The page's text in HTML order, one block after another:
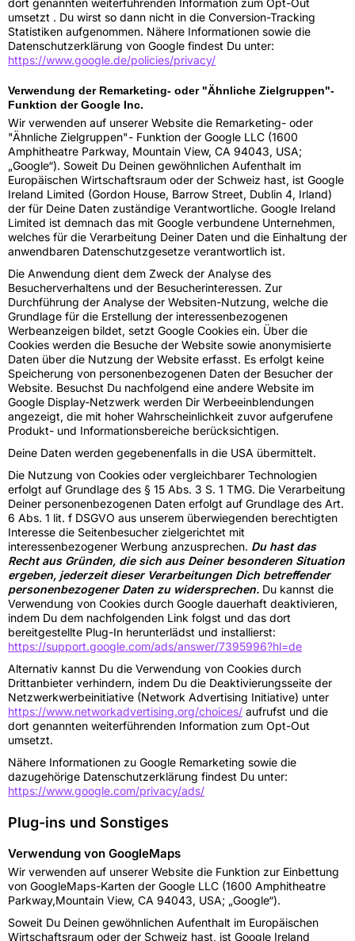
dort genannten weiterführenden Information zum Opt-Out
umsetzt . Du wirst so dann nicht in die Conversion-Tracking
Statistiken aufgenommen. Nähere Informationen sowie die
Datenschutzerklärung von Google findest Du unter:
https://www.google.de/policies/privacy/
Verwendung der Remarketing- oder "Ähnliche Zielgruppen"-
Funktion der Google Inc.
Wir verwenden auf unserer Website die Remarketing- oder
"Ähnliche Zielgruppen"- Funktion der Google LLC (1600
Amphitheatre Parkway, Mountain View, CA 94043, USA;
„Google“). Soweit Du Deinen gewöhnlichen Aufenthalt im
Europäischen Wirtschaftsraum oder der Schweiz hast, ist Google
Ireland Limited (Gordon House, Barrow Street, Dublin 4, Irland)
der für Deine Daten zuständige Verantwortliche. Google Ireland
Limited ist demnach das mit Google verbundene Unternehmen,
welches für die Verarbeitung Deiner Daten und die Einhaltung der
anwendbaren Datenschutzgesetze verantwortlich ist.
Die Anwendung dient dem Zweck der Analyse des
Besucherverhaltens und der Besucherinteressen. Zur
Durchführung der Analyse der Websiten-Nutzung, welche die
Grundlage für die Erstellung der interessenbezogenen
Werbeanzeigen bildet, setzt Google Cookies ein. Über die
Cookies werden die Besuche der Website sowie anonymisierte
Daten über die Nutzung der Website erfasst. Es erfolgt keine
Speicherung von personenbezogenen Daten der Besucher der
Website. Besuchst Du nachfolgend eine andere Website im
Google Display-Netzwerk werden Dir Werbeeinblendungen
angezeigt, die mit hoher Wahrscheinlichkeit zuvor aufgerufene
Produkt- und Informationsbereiche berücksichtigen.
Deine Daten werden gegebenenfalls in die USA übermittelt.
Die Nutzung von Cookies oder vergleichbarer Technologien
erfolgt auf Grundlage des § 15 Abs. 3 S. 1 TMG. Die Verarbeitung
Deiner personenbezogenen Daten erfolgt auf Grundlage des Art.
6 Abs. 1 lit. f DSGVO aus unserem überwiegenden berechtigten
Interesse die Seitenbesucher zielgerichtet mit
interessenbezogener Werbung anzusprechen. Du hast das
Recht aus Gründen, die sich aus Deiner besonderen Situation
ergeben, jederzeit dieser Verarbeitungen Dich betreffender
personenbezogener Daten zu widersprechen. Du kannst die
Verwendung von Cookies durch Google dauerhaft deaktivieren,
indem Du dem nachfolgenden Link folgst und das dort
bereitgestellte Plug-In herunterlädst und installierst:
https://support.google.com/ads/answer/7395996?hl=de
Alternativ kannst Du die Verwendung von Cookies durch
Drittanbieter verhindern, indem Du die Deaktivierungsseite der
Netzwerkwerbeinitiative (Network Advertising Initiative) unter
https://www.networkadvertising.org/choices/ aufrufst und die
dort genannten weiterführenden Information zum Opt-Out
umsetzt.
Nähere Informationen zu Google Remarketing sowie die
dazugehörige Datenschutzerklärung findest Du unter:
https://www.google.com/privacy/ads/
Plug-ins und Sonstiges
Verwendung von GoogleMaps
Wir verwenden auf unserer Website die Funktion zur Einbettung
von GoogleMaps-Karten der Google LLC (1600 Amphitheatre
Parkway,Mountain View, CA 94043, USA; „Google“).
Soweit Du Deinen gewöhnlichen Aufenthalt im Europäischen
Wirtschaftsraum oder der Schweiz hast, ist Google Ireland